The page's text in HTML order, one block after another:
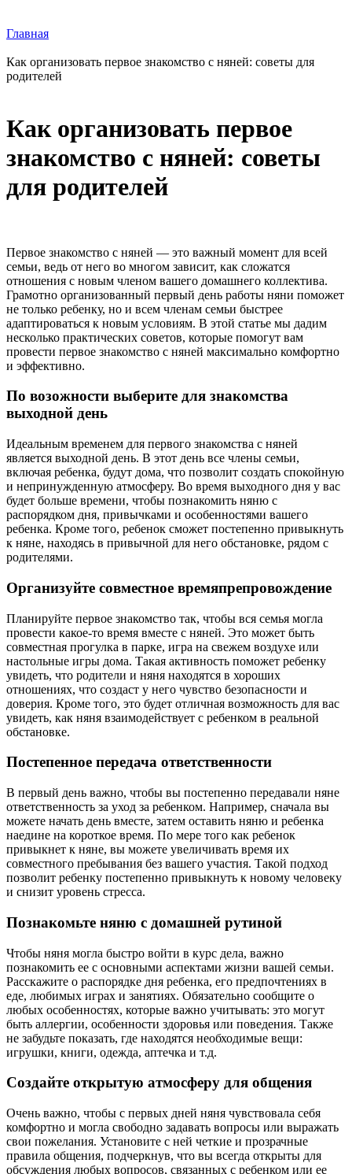
Главная
Как организовать первое знакомство с няней: советы для
родителей
Как организовать первое
знакомство с няней: советы
для родителей
Первое знакомство с няней — это важный момент для всей
семьи, ведь от него во многом зависит, как сложатся
отношения с новым членом вашего домашнего коллектива.
Грамотно организованный первый день работы няни поможет
не только ребенку, но и всем членам семьи быстрее
адаптироваться к новым условиям. В этой статье мы дадим
несколько практических советов, которые помогут вам
провести первое знакомство с няней максимально комфортно
и эффективно.
По возожности выберите для знакомства
выходной день
Идеальным временем для первого знакомства с няней
является выходной день. В этот день все члены семьи,
включая ребенка, будут дома, что позволит создать спокойную
и непринужденную атмосферу. Во время выходного дня у вас
будет больше времени, чтобы познакомить няню с
распорядком дня, привычками и особенностями вашего
ребенка. Кроме того, ребенок сможет постепенно привыкнуть
к няне, находясь в привычной для него обстановке, рядом с
родителями.
Организуйте совместное времяпрепровождение
Планируйте первое знакомство так, чтобы вся семья могла
провести какое-то время вместе с няней. Это может быть
совместная прогулка в парке, игра на свежем воздухе или
настольные игры дома. Такая активность поможет ребенку
увидеть, что родители и няня находятся в хороших
отношениях, что создаст у него чувство безопасности и
доверия. Кроме того, это будет отличная возможность для вас
увидеть, как няня взаимодействует с ребенком в реальной
обстановке.
Постепенное передача ответственности
В первый день важно, чтобы вы постепенно передавали няне
ответственность за уход за ребенком. Например, сначала вы
можете начать день вместе, затем оставить няню и ребенка
наедине на короткое время. По мере того как ребенок
привыкнет к няне, вы можете увеличивать время их
совместного пребывания без вашего участия. Такой подход
позволит ребенку постепенно привыкнуть к новому человеку
и снизит уровень стресса.
Познакомьте няню с домашней рутиной
Чтобы няня могла быстро войти в курс дела, важно
познакомить ее с основными аспектами жизни вашей семьи.
Расскажите о распорядке дня ребенка, его предпочтениях в
еде, любимых играх и занятиях. Обязательно сообщите о
любых особенностях, которые важно учитывать: это могут
быть аллергии, особенности здоровья или поведения. Также
не забудьте показать, где находятся необходимые вещи:
игрушки, книги, одежда, аптечка и т.д.
Создайте открытую атмосферу для общения
Очень важно, чтобы с первых дней няня чувствовала себя
комфортно и могла свободно задавать вопросы или выражать
свои пожелания. Установите с ней четкие и прозрачные
правила общения, подчеркнув, что вы всегда открыты для
обсуждения любых вопросов, связанных с ребенком или ее